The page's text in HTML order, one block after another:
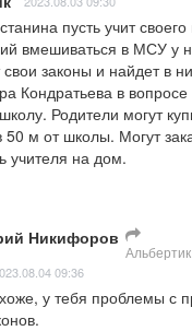
пусть учит
вмешиваться в МСУ у
свои законы и найдет в
Кондратьева в
Родители могут
50 м от школы. Могут
учителя на дом.
Никифоров
Альбертик
09:36
у тебя проблемы с